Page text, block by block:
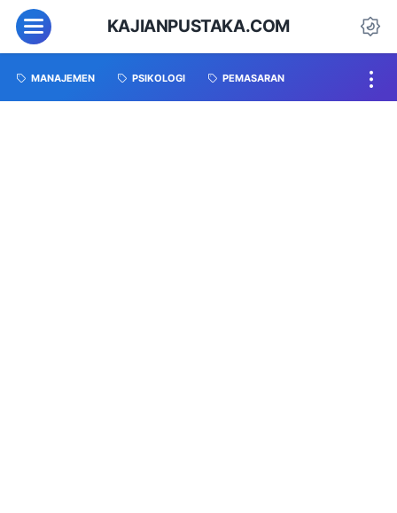
KAJIANPUSTAKA.COM
MANAJEMEN PSIKOLOGI PEMASARAN